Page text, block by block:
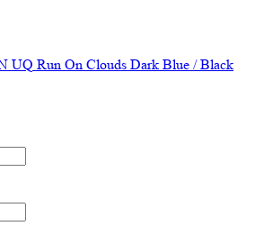
UQ Run On Clouds Dark Blue / Black